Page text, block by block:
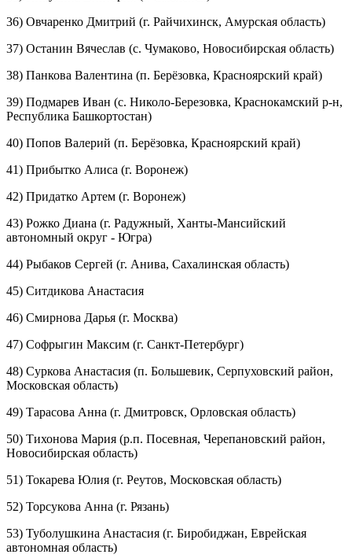
36) Овчаренко Дмитрий (г. Райчихинск, Амурская область)
37) Останин Вячеслав (с. Чумаково, Новосибирская область)
38) Панкова Валентина (п. Берёзовка, Красноярский край)
39) Подмарев Иван (с. Николо-Березовка, Краснокамский р-н,
Республика Башкортостан)
40) Попов Валерий (п. Берёзовка, Красноярский край)
41) Прибытко Алиса (г. Воронеж)
42) Придатко Артем (г. Воронеж)
43) Рожко Диана (г. Радужный, Ханты-Мансийский
автономный округ - Югра)
44) Рыбаков Сергей (г. Анива, Сахалинская область)
45) Ситдикова Анастасия
46) Смирнова Дарья (г. Москва)
47) Софрыгин Максим (г. Санкт-Петербург)
48) Суркова Анастасия (п. Большевик, Серпуховский район,
Московская область)
49) Тарасова Анна (г. Дмитровск, Орловская область)
50) Тихонова Мария (р.п. Посевная, Черепановский район,
Новосибирская область)
51) Токарева Юлия (г. Реутов, Московская область)
52) Торсукова Анна (г. Рязань)
53) Туболушкина Анастасия (г. Биробиджан, Еврейская
автономная область)